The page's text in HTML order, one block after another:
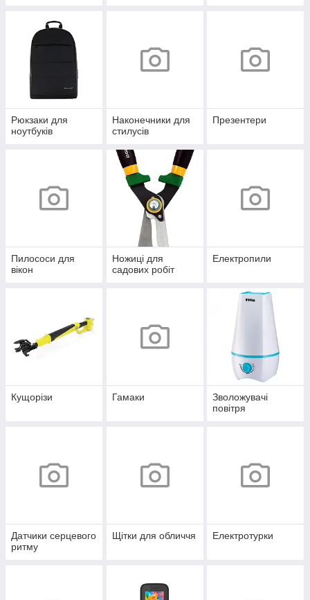
Рюкзаки для
ноутбуків
Наконечники для
стилусів
Презентери
Пилососи для
вікон
Ножиці для
садових робіт
Електропили
Кущорізи Гамаки
Зволожувачі
повітря
Датчики серцевого
ритму
Щітки для обличчя Електротурки